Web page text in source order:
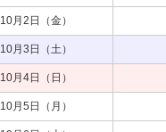
10月2日（金）
10月3日（土）
10月4日（日）
10月5日（月）